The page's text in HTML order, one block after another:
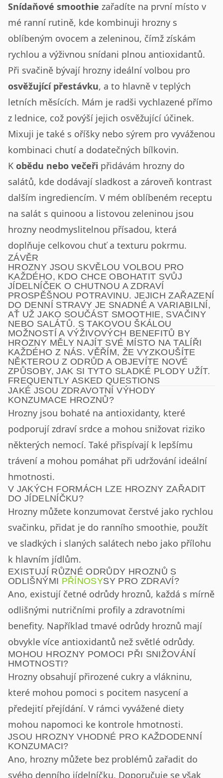
Snídaňové smoothie zařadíte na první místo v
mé ranní rutině, kde kombinuji hrozny s
oblíbeným ovocem a zeleninou, čímž získám
rychlou a výživnou snídani plnou antioxidantů.
Při svačině bývají hrozny ideální volbou pro
osvěžující přestávku, a to hlavně v teplých
letních měsících. Mám je radši vychlazené přímo
z lednice, což povýší jejich osvěžující účinek.
Mixuji je také s oříšky nebo sýrem pro vyváženou
kombinaci chutí a dodatečných bílkovin.
K obědu nebo večeři přidávám hrozny do
salátů, kde dodávají sladkost a zároveň kontrast
dalším ingrediencím. V mém oblíbeném receptu
na salát s quinoou a listovou zeleninou jsou
hrozny neodmyslitelnou přísadou, která
doplňuje celkovou chuť a texturu pokrmu.
ZÁVĚR
HROZNY JSOU SKVĚLOU VOLBOU PRO
KAŽDÉHO, KDO CHCE OBOHATIT SVŮJ
JÍDELNÍČEK O CHUTNOU A ZDRAVÍ
PROSPĚŠNOU POTRAVINU. JEJICH ZAŘAZENÍ
DO DENNÍ STRAVY JE SNADNÉ A VARIABILNÍ,
AŤ UŽ JAKO SOUČÁST SMOOTHIE, SVAČINY
NEBO SALÁTŮ. S TAKOVOU ŠKÁLOU
MOŽNOSTÍ A VÝŽIVOVÝCH BENEFITŮ BY
HROZNY MĚLY NAJÍT SVÉ MÍSTO NA TALÍŘI
KAŽDÉHO Z NÁS. VĚŘÍM, ŽE VYZKOUŠÍTE
NĚKTEROU Z ODRŮD A OBJEVÍTE NOVÉ
ZPŮSOBY, JAK SI TYTO SLADKÉ PLODY UŽÍT.
FREQUENTLY ASKED QUESTIONS
JAKÉ JSOU ZDRAVOTNÍ VÝHODY
KONZUMACE HROZNŮ?
Hrozny jsou bohaté na antioxidanty, které
podporují zdraví srdce a mohou snižovat riziko
některých nemocí. Také přispívají k lepšímu
trávení a mohou pomáhat při udržování ideální
hmotnosti.
V JAKÝCH FORMÁCH LZE HROZNY ZAŘADIT
DO JÍDELNÍČKU?
Hrozny můžete konzumovat čerstvé jako rychlou
svačinku, přidat je do ranního smoothie, použít
ve sladkých i slaných salátech nebo jako přílohu
k hlavním jídlům.
EXISTUJÍ RŮZNÉ ODRŮDY HROZNŮ S
ODLIŠNÝMI PŘÍNOSYSY PRO ZDRAVÍ?
Ano, existují četné odrůdy hroznů, každá s mírně
odlišnými nutričními profily a zdravotními
benefity. Například tmavé odrůdy hroznů mají
obvykle více antioxidantů než světlé odrůdy.
MOHOU HROZNY POMOCI PŘI SNIŽOVÁNÍ
HMOTNOSTI?
Hrozny obsahují přirozené cukry a vlákninu,
které mohou pomoci s pocitem nasycení a
předejití přejídání. V rámci vyvážené diety
mohou napomoci ke kontrole hmotnosti.
JSOU HROZNY VHODNÉ PRO KAŽDODENNÍ
KONZUMACI?
Ano, hrozny můžete bez problémů zařadit do
svého denního jídelníčku. Doporučuje se však